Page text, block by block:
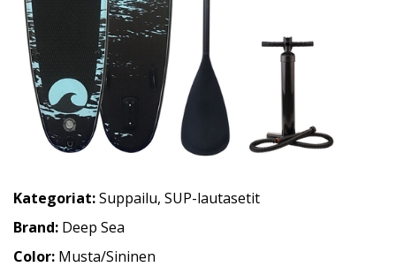
Kategoriat:Suppailu, SUP-lautasetit
Brand: Deep Sea
Color: Musta/Sininen